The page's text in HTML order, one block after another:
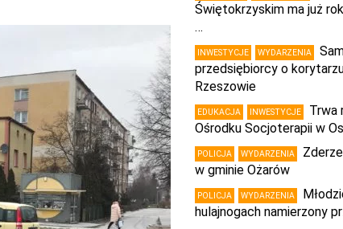
Świętokrzyskim ma już
…
INWESTYCJE WYDARZENIA
przedsiębiorcy o
Rzeszowie
EDUKACJA INWESTYCJE
Trwa
Ośrodku Socjoterapii w
POLICJA WYDARZENIA
w gminie Ożarów
POLICJA WYDARZENIA
hulajnogach namierzony